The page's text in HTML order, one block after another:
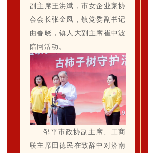
副主席王洪斌，市女企业家协
会会长张金凤，镇党委副书记
由春晓，镇人大副主席崔中波
陪同活动。
邹平市政协副主席、工商
联主席田德民在致辞中对济南